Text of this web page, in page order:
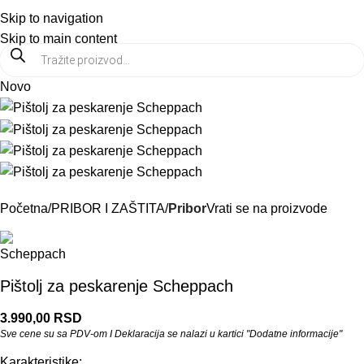
Skip to navigation
Skip to main content
Meni
Novo
Početna PRIBOR I ZAŠTITA PriborVrati se na proizvode
Pištolj za peskarenje Scheppach
3.990,00 RSD
Sve cene su sa PDV-om I Deklaracija se nalazi u kartici "Dodatne informacije"